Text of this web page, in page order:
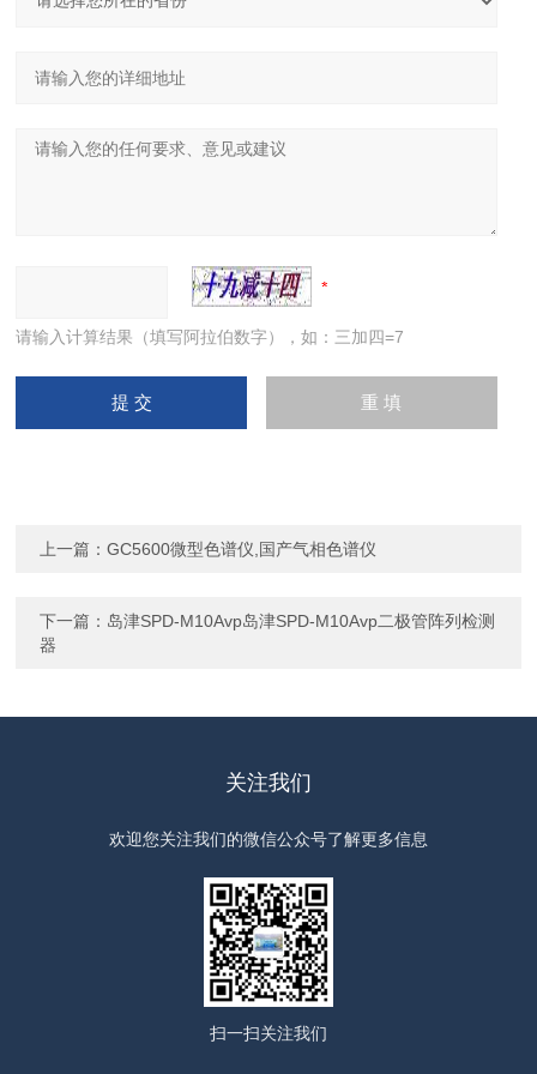
请输入计算结果（填写阿拉伯数字），如：三加四=7
上一篇：GC5600微型色谱仪,国产气相色谱仪
下一篇： 岛津SPD-M10Avp岛津SPD-M10Avp二极管阵列检测
器
关注我们
欢迎您关注我们的微信公众号了解更多信息
扫一扫关注我们